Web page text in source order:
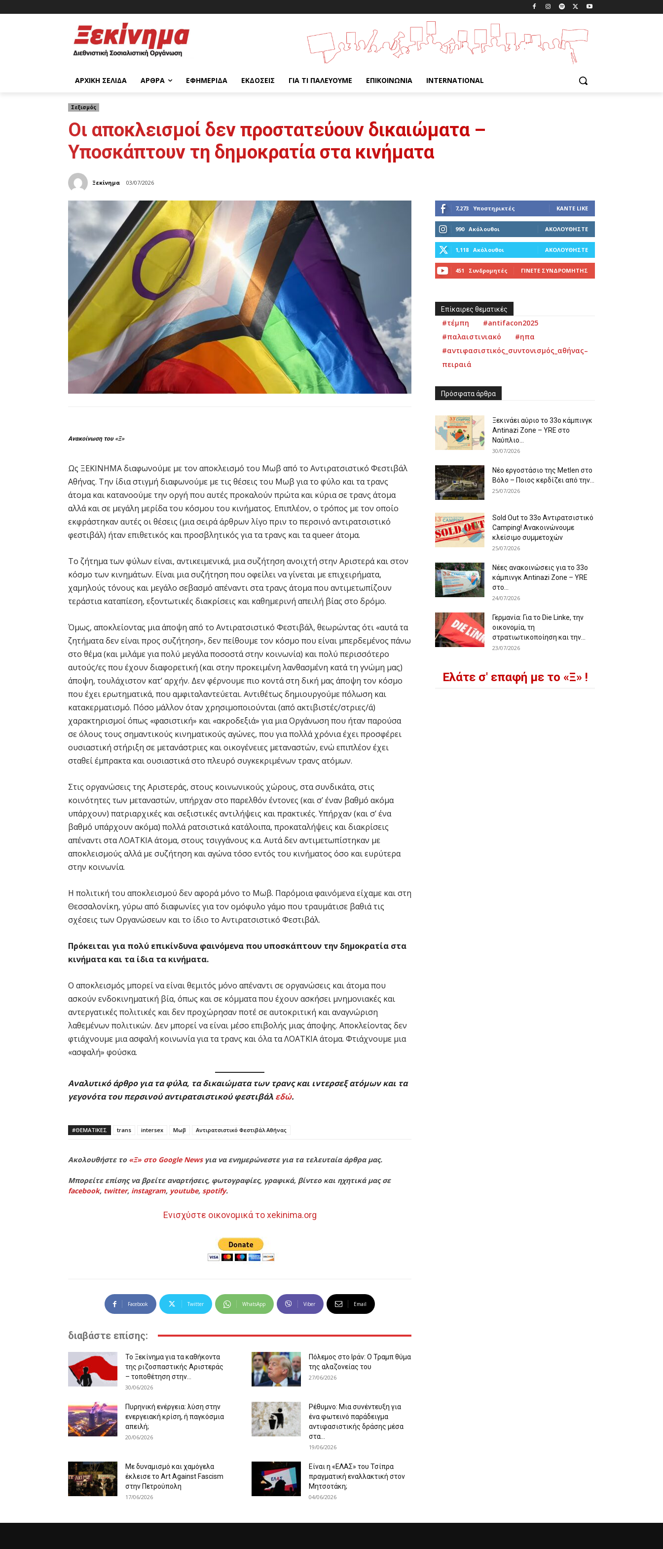
ΑΡΧΙΚΉ ΣΕΛΊΔΑ ΆΡΘΡΑ ΕΦΗΜΕΡΊΔΑ ΕΚΔΌΣΕΙΣ ΓΙΑ ΤΙ ΠΑΛΕΎΟΥΜΕ ΕΠΙΚΟΙΝΩΝΊΑ INTERNATIONAL
Σεξισμός
Οι αποκλεισμοί δεν προστατεύουν δικαιώματα –
Υποσκάπτουν τη δημοκρατία στα κινήματα
Ξεκίνημα 03/07/2026
Ανακοίνωση του «Ξ»
Ως ΞΕΚΙΝΗΜΑ διαφωνούμε με τον αποκλεισμό του Μωβ από το Αντιρατσιστικό Φεστιβάλ
Αθήνας. Την ίδια στιγμή διαφωνούμε με τις θέσεις του Μωβ για το φύλο και τα τρανς
άτομα και κατανοούμε την οργή που αυτές προκαλούν πρώτα και κύρια σε τρανς άτομα
αλλά και σε μεγάλη μερίδα του κόσμου του κινήματος. Επιπλέον, ο τρόπος με τον οποίο
εκφράστηκαν αυτές οι θέσεις (μια σειρά άρθρων λίγο πριν το περσινό αντιρατσιστικό
φεστιβάλ) ήταν επιθετικός και προσβλητικός για τα τρανς και τα queer άτομα.
Το ζήτημα των φύλων είναι, αντικειμενικά, μια συζήτηση ανοιχτή στην Αριστερά και στον
κόσμο των κινημάτων. Είναι μια συζήτηση που οφείλει να γίνεται με επιχειρήματα,
χαμηλούς τόνους και μεγάλο σεβασμό απέναντι στα τρανς άτομα που αντιμετωπίζουν
τεράστια καταπίεση, εξοντωτικές διακρίσεις και καθημερινή απειλή βίας στο δρόμο.
Όμως, αποκλείοντας μια άποψη από το Αντιρατσιστικό Φεστιβάλ, θεωρώντας ότι «αυτά τα
ζητήματα δεν είναι προς συζήτηση», δεν πείθουμε τον κόσμο που είναι μπερδεμένος πάνω
στο θέμα (και μιλάμε για πολύ μεγάλα ποσοστά στην κοινωνία) και πολύ περισσότερο
αυτούς/ες που έχουν διαφορετική (και στην προκειμένη λανθασμένη κατά τη γνώμη μας)
άποψη, τουλάχιστον κατ’ αρχήν. Δεν φέρνουμε πιο κοντά στη δική μας άποψη τον κόσμο
που έχει ερωτηματικά, που αμφιταλαντεύεται. Αντιθέτως δημιουργούμε πόλωση και
κατακερματισμό. Πόσο μάλλον όταν χρησιμοποιούνται (από ακτιβιστές/στριες/ά)
χαρακτηρισμοί όπως «φασιστική» και «ακροδεξιά» για μια Οργάνωση που ήταν παρούσα
σε όλους τους σημαντικούς κινηματικούς αγώνες, που για πολλά χρόνια έχει προσφέρει
ουσιαστική στήριξη σε μετανάστριες και οικογένειες μεταναστών, ενώ επιπλέον έχει
σταθεί έμπρακτα και ουσιαστικά στο πλευρό συγκεκριμένων τρανς ατόμων.
Στις οργανώσεις της Αριστεράς, στους κοινωνικούς χώρους, στα συνδικάτα, στις
κοινότητες των μεταναστών, υπήρχαν στο παρελθόν έντονες (και σ’ έναν βαθμό ακόμα
υπάρχουν) πατριαρχικές και σεξιστικές αντιλήψεις και πρακτικές. Υπήρχαν (και σ’ ένα
βαθμό υπάρχουν ακόμα) πολλά ρατσιστικά κατάλοιπα, προκαταλήψεις και διακρίσεις
απέναντι στα ΛΟΑΤΚΙΑ άτομα, στους τσιγγάνους κ.α. Αυτά δεν αντιμετωπίστηκαν με
αποκλεισμούς αλλά με συζήτηση και αγώνα τόσο εντός του κινήματος όσο και ευρύτερα
στην κοινωνία.
Η πολιτική του αποκλεισμού δεν αφορά μόνο το Μωβ. Παρόμοια φαινόμενα είχαμε και στη
Θεσσαλονίκη, γύρω από διαφωνίες για τον ομόφυλο γάμο που τραυμάτισε βαθιά τις
σχέσεις των Οργανώσεων και το ίδιο το Αντιρατσιστικό Φεστιβάλ.
Πρόκειται για πολύ επικίνδυνα φαινόμενα που υποσκάπτουν την δημοκρατία στα
κινήματα και τα ίδια τα κινήματα.
Ο αποκλεισμός μπορεί να είναι θεμιτός μόνο απέναντι σε οργανώσεις και άτομα που
ασκούν ενδοκινηματική βία, όπως και σε κόμματα που έχουν ασκήσει μνημονιακές και
αντεργατικές πολιτικές και δεν προχώρησαν ποτέ σε αυτοκριτική και αναγνώριση
λαθεμένων πολιτικών. Δεν μπορεί να είναι μέσο επιβολής μιας άποψης. Αποκλείοντας δεν
φτιάχνουμε μια ασφαλή κοινωνία για τα τρανς και όλα τα ΛΟΑΤΚΙΑ άτομα. Φτιάχνουμε μια
«ασφαλή» φούσκα.
Αναλυτικό άρθρο για τα φύλα, τα δικαιώματα των τρανς και ιντερσεξ ατόμων και τα
γεγονότα του περσινού αντιρατσιστικού φεστιβάλεδώ.
#ΘΕΜΑΤΙΚΈΣ trans intersex Μωβ Αντιρατσιστικό Φεστιβάλ Αθήνας
Ακολουθήστε το «Ξ» στο Google Newsγια να ενημερώνεστε για τα τελευταία άρθρα μας.
Μπορείτε επίσης να βρείτε αναρτήσεις, φωτογραφίες, γραφικά, βίντεο και ηχητικά μας σε
facebook, twitter, instagram, youtube, spotify.
Ενισχύστε οικονομικά το xekinima.org
Facebook Twitter WhatsApp Viber Email
διαβάστε επίσης:
Το Ξεκίνημα για τα καθήκοντα
της ριζοσπαστικής Αριστεράς
– τοποθέτηση στην...
30/06/2026
Πόλεμος στο Ιράν: Ο Τραμπ θύμα
της αλαζονείας του
27/06/2026
Πυρηνική ενέργεια: λύση στην
ενεργειακή κρίση, ή παγκόσμια
απειλή;
20/06/2026
Ρέθυμνο: Μια συνέντευξη για
ένα φωτεινό παράδειγμα
αντιφασιστικής δράσης μέσα
στα...
19/06/2026
Με δυναμισμό και χαμόγελα
έκλεισε το Art Against Fascism
στην Πετρούπολη
17/06/2026
Είναι η «ΕΛΑΣ» του Τσίπρα
πραγματική εναλλακτική στον
Μητσοτάκη;
04/06/2026
7,273 Υποστηρικτές ΚΆΝΤΕ LIKE
990 Ακόλουθοι ΑΚΟΛΟΥΘΉΣΤΕ
1,118 Ακόλουθοι ΑΚΟΛΟΥΘΉΣΤΕ
451 Συνδρομητές ΓΊΝΕΤΕ ΣΥΝΔΡΟΜΗΤΉΣ
Επίκαιρες θεματικές
#τέμπη
#antifacon2025
#παλαιστινιακό
#ηπα
#αντιφασιστικός_συντονισμός_αθήνας–
πειραιά
Πρόσφατα άρθρα
Ξεκινάει αύριο το 33ο κάμπινγκ
Antinazi Zone – YRE στο
Ναύπλιο...
30/07/2026
Νέο εργοστάσιο της Metlen στο
Βόλο – Ποιος κερδίζει από την...
25/07/2026
Sold Out το 33ο Αντιρατσιστικό
Camping! Ανακοινώνουμε
κλείσιμο συμμετοχών
25/07/2026
Νέες ανακοινώσεις για το 33ο
κάμπινγκ Antinazi Zone – YRE
στο...
24/07/2026
Γερμανία: Για το Die Linke, την
οικονομία, τη
στρατιωτικοποίηση και την...
23/07/2026
Ελάτε σ' επαφή με το «Ξ» !